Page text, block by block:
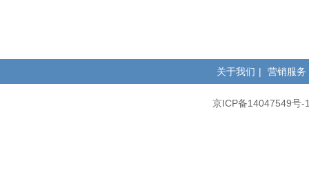
关于我们 | 营销服务
京ICP备14047549号-